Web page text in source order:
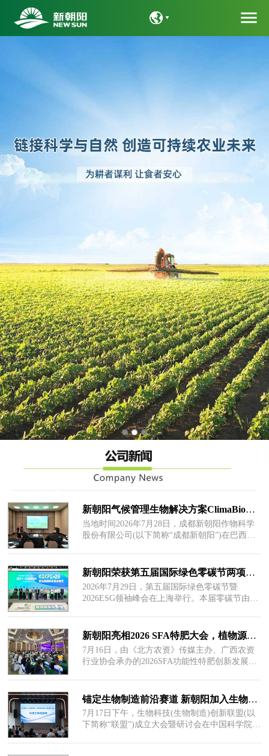
menu
新朝阳气候管理生物解决方案ClimaBio™在巴西全球首发
当地时间2026年7月28日，成都新朝阳作物科学
股份有限公司(以下简称“成都新朝阳”)在巴西坎
详情
新朝阳荣获第五届国际绿色零碳节两项大奖，农业生物科技引领绿色低碳实践
2026年7月29日，第五届国际绿色零碳节暨
2026ESG领袖峰会在上海举行。本届零碳节由数
详情
新朝阳亮相2026 SFA特肥大会，植物源生物刺激素母料赋能产业升级
7月16日，由《北方农资》传媒主办、广西农资
行业协会承办的2026SFA功能性特肥创新发展大
详情
锚定生物制造前沿赛道 新朝阳加入生物科技（生物制造）创新联盟
7月17日下午，生物科技(生物制造)创新联盟(以
下简称“联盟”)成立大会暨研讨会在中国科学院成
详情